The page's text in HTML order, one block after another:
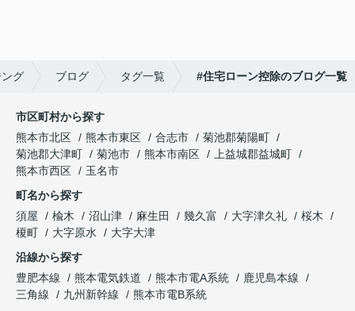
グ ブログ タグ一覧 #住宅ローン控除のブログ一覧
市区町村から探す
熊本市北区
熊本市東区 合志市
菊池郡菊陽町
菊池郡大津町
菊池市 熊本市南区
上益城郡益城町
熊本市西区
玉名市
町名から探す
須屋
楡木 沼山津 麻生田 幾久富 大字津久礼
桜木
榎町
大字原水
大字大津
沿線から探す
豊肥本線
熊本電気鉄道 熊本市電A系統
鹿児島本線
三角線
九州新幹線
熊本市電B系統